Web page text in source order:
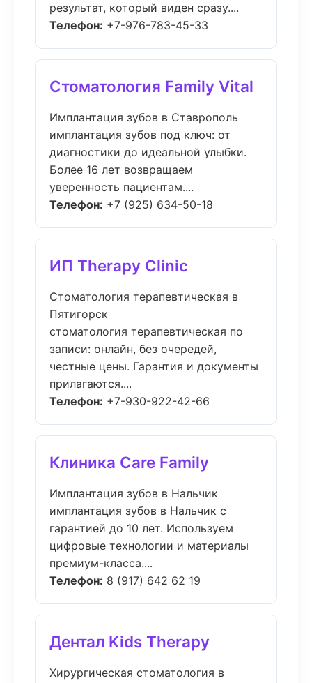
результат, который виден сразу....
Телефон: +7-976-783-45-33
Стоматология Family Vital
Имплантация зубов в Ставрополь
имплантация зубов под ключ: от
диагностики до идеальной улыбки.
Более 16 лет возвращаем
уверенность пациентам....
Телефон: +7 (925) 634-50-18
ИП Therapy Clinic
Стоматология терапевтическая в
Пятигорск
стоматология терапевтическая по
записи: онлайн, без очередей,
честные цены. Гарантия и документы
прилагаются....
Телефон: +7-930-922-42-66
Клиника Care Family
Имплантация зубов в Нальчик
имплантация зубов в Нальчик с
гарантией до 10 лет. Используем
цифровые технологии и материалы
премиум-класса....
Телефон: 8 (917) 642 62 19
Дентал Kids Therapy
Хирургическая стоматология в